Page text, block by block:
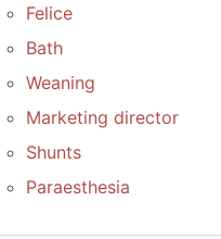
Felice
Bath
Weaning
Marketing director
Shunts
Paraesthesia